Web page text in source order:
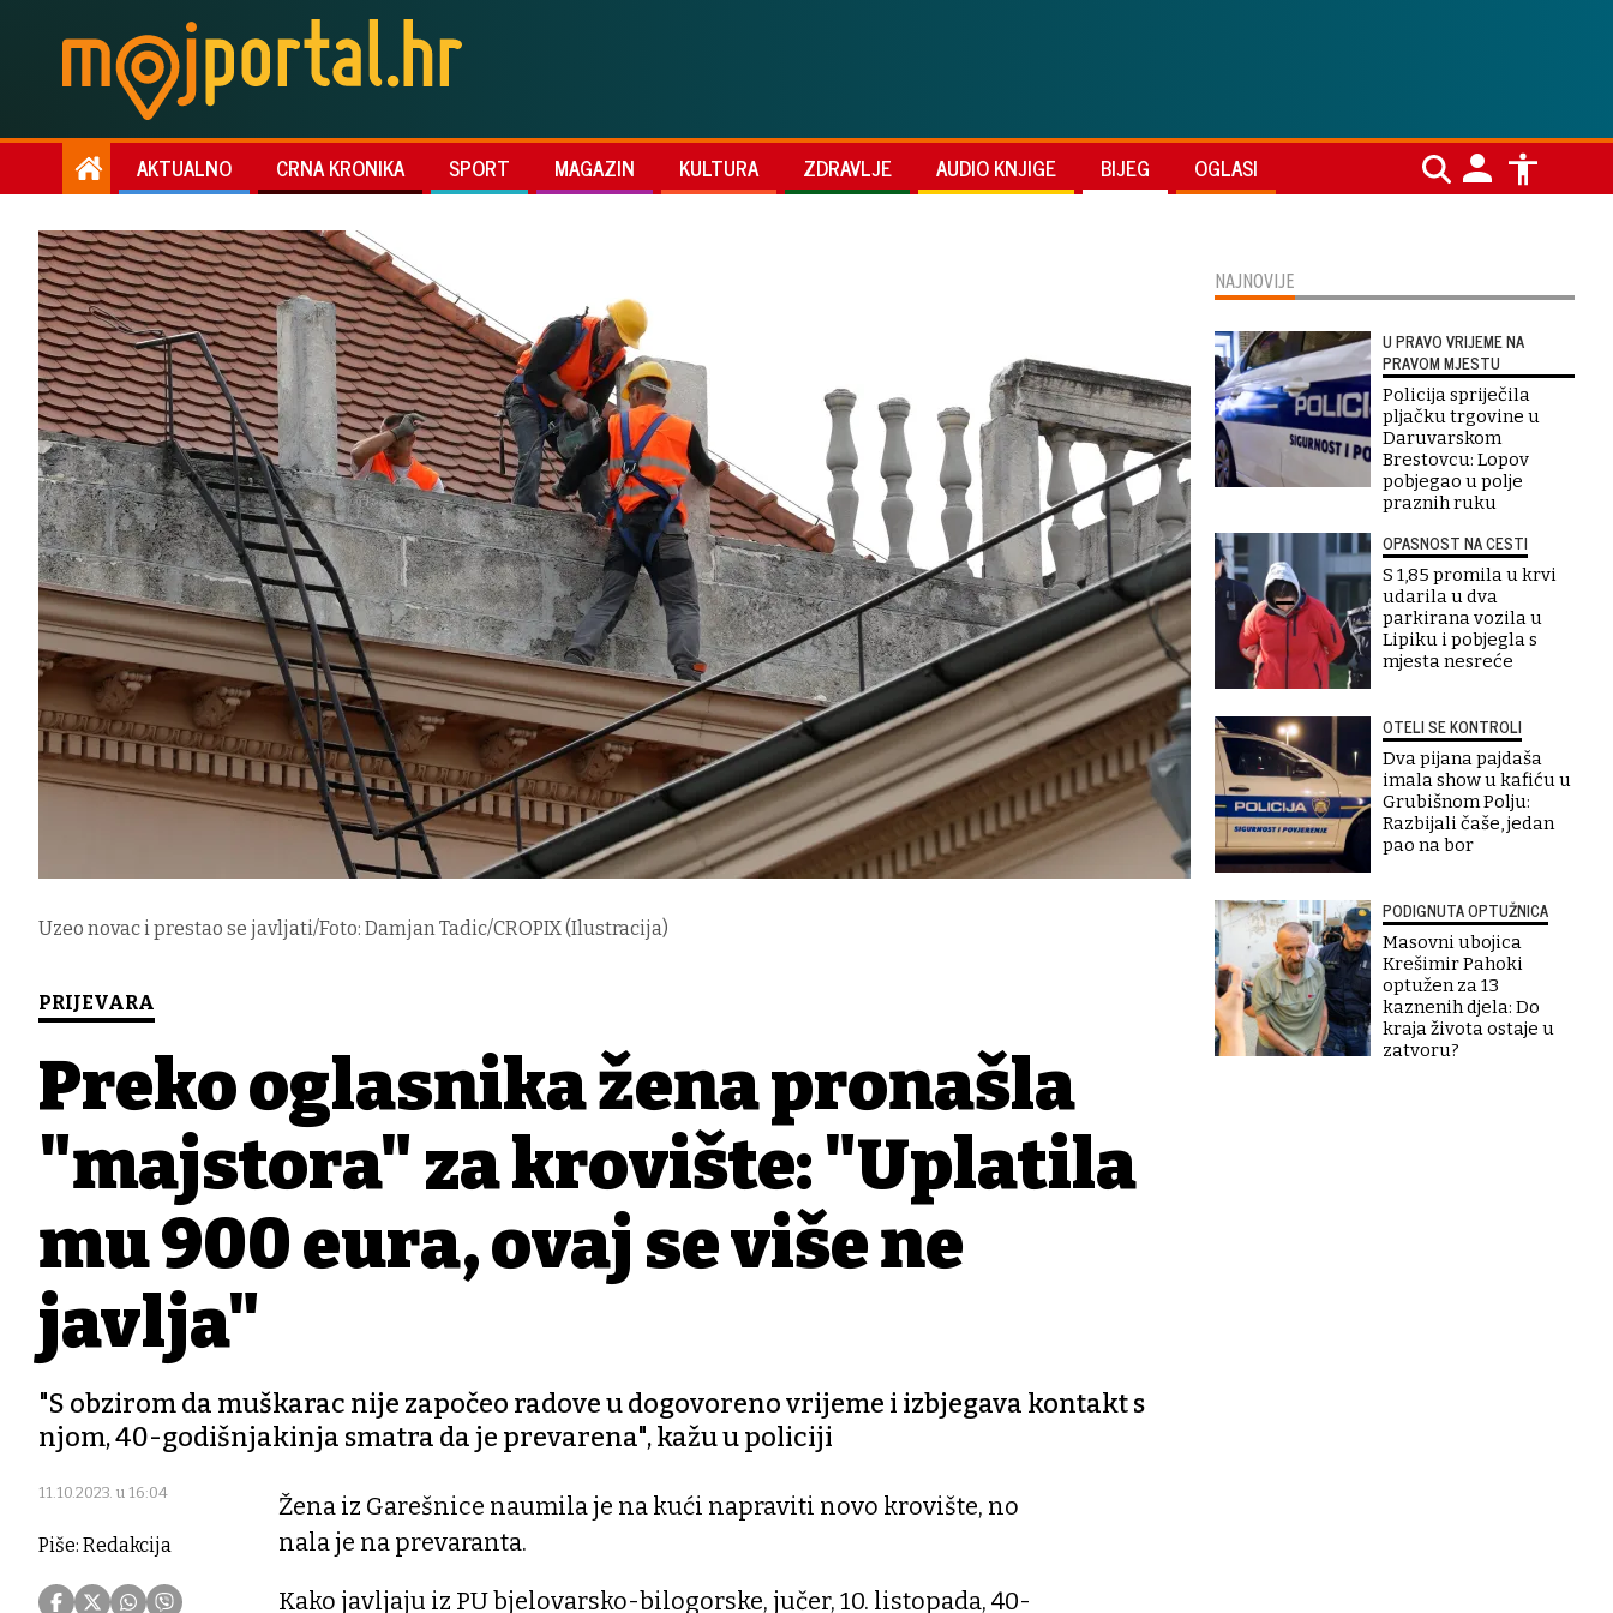
AKTUALNO CRNA KRONIKA SPORT MAGAZIN KULTURA ZDRAVLJE AUDIO KNJIGE BIJEG OGLASI
Uzeo novac i prestao se javljati/Foto: Damjan Tadic/CROPIX (Ilustracija)
PRIJEVARA
Preko oglasnika žena pronašla
"majstora" za krovište: "Uplatila
mu 900 eura, ovaj se više ne
javlja"
"S obzirom da muškarac nije započeo radove u dogovoreno vrijeme i izbjegava kontakt s
njom, 40-godišnjakinja smatra da je prevarena", kažu u policiji
11.10.2023. u 16:04
Piše: Redakcija
Žena iz Garešnice naumila je na kući napraviti novo krovište, no
nala je na prevaranta.
Kako javljaju iz PU bjelovarsko-bilogorske, jučer, 10. listopada, 40-
NAJNOVIJE
U PRAVO VRIJEME NA
PRAVOM MJESTU
Policija spriječila
pljačku trgovine u
Daruvarskom
Brestovcu: Lopov
pobjegao u polje
praznih ruku
OPASNOST NA CESTI
S 1,85 promila u krvi
udarila u dva
parkirana vozila u
Lipiku i pobjegla s
mjesta nesreće
OTELI SE KONTROLI
Dva pijana pajdaša
imala show u kafiću u
Grubišnom Polju:
Razbijali čaše, jedan
pao na bor
PODIGNUTA OPTUŽNICA
Masovni ubojica
Krešimir Pahoki
optužen za 13
kaznenih djela: Do
kraja života ostaje u
zatvoru?